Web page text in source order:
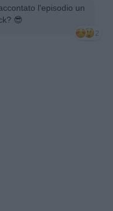
l'episodio un
😎
2